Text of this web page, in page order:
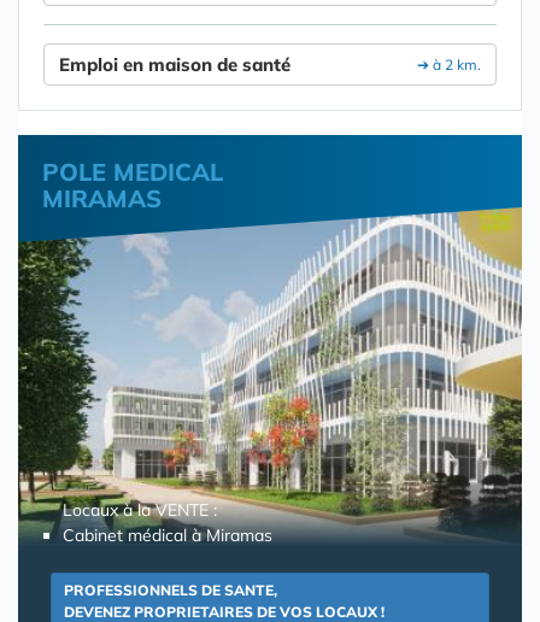
➔ à 2 km.
Emploi en maison de santé
POLE MEDICAL
MIRAMAS
Locaux à la VENTE :
Cabinet médical à Miramas
PROFESSIONNELS DE SANTE,
DEVENEZ PROPRIETAIRES DE VOS LOCAUX !